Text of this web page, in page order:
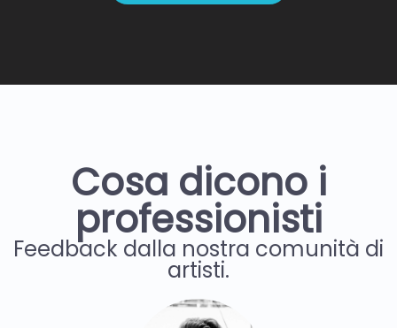
Cosa dicono i
professionisti
Feedback dalla nostra comunità di
artisti.